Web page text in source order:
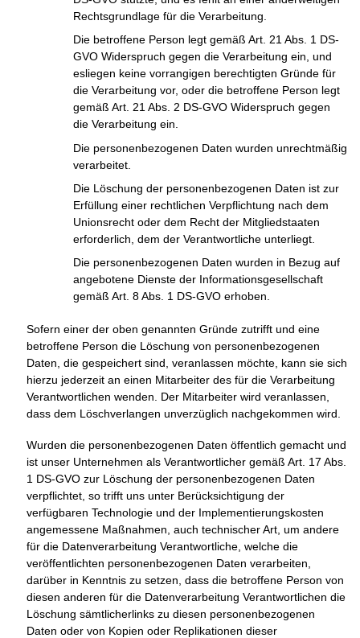
Rechtsgrundlage für die Verarbeitung.
Die betroffene Person legt gemäß Art. 21 Abs. 1 DS-
GVO Widerspruch gegen die Verarbeitung ein, und
esliegen keine vorrangigen berechtigten Gründe für
die Verarbeitung vor, oder die betroffene Person legt
gemäß Art. 21 Abs. 2 DS-GVO Widerspruch gegen
die Verarbeitung ein.
Die personenbezogenen Daten wurden unrechtmäßig
verarbeitet.
Die Löschung der personenbezogenen Daten ist zur
Erfüllung einer rechtlichen Verpflichtung nach dem
Unionsrecht oder dem Recht der Mitgliedstaaten
erforderlich, dem der Verantwortliche unterliegt.
Die personenbezogenen Daten wurden in Bezug auf
angebotene Dienste der Informationsgesellschaft
gemäß Art. 8 Abs. 1 DS-GVO erhoben.
Sofern einer der oben genannten Gründe zutrifft und eine
betroffene Person die Löschung von personenbezogenen
Daten, die gespeichert sind, veranlassen möchte, kann sie sich
hierzu jederzeit an einen Mitarbeiter des für die Verarbeitung
Verantwortlichen wenden. Der Mitarbeiter wird veranlassen,
dass dem Löschverlangen unverzüglich nachgekommen wird.
Wurden die personenbezogenen Daten öffentlich gemacht und
ist unser Unternehmen als Verantwortlicher gemäß Art. 17 Abs.
1 DS-GVO zur Löschung der personenbezogenen Daten
verpflichtet, so trifft uns unter Berücksichtigung der
verfügbaren Technologie und der Implementierungskosten
angemessene Maßnahmen, auch technischer Art, um andere
für die Datenverarbeitung Verantwortliche, welche die
veröffentlichten personenbezogenen Daten verarbeiten,
darüber in Kenntnis zu setzen, dass die betroffene Person von
diesen anderen für die Datenverarbeitung Verantwortlichen die
Löschung sämtlicherlinks zu diesen personenbezogenen
Daten oder von Kopien oder Replikationen dieser